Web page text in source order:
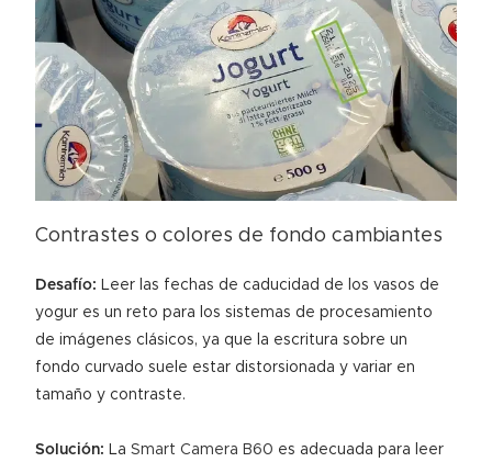
Contrastes o colores de fondo cambiantes
Desafío: Leer las fechas de caducidad de los vasos de
yogur es un reto para los sistemas de procesamiento
de imágenes clásicos, ya que la escritura sobre un
fondo curvado suele estar distorsionada y variar en
tamaño y contraste.
Solución: LaSmart Camera B60 es adecuada para leer